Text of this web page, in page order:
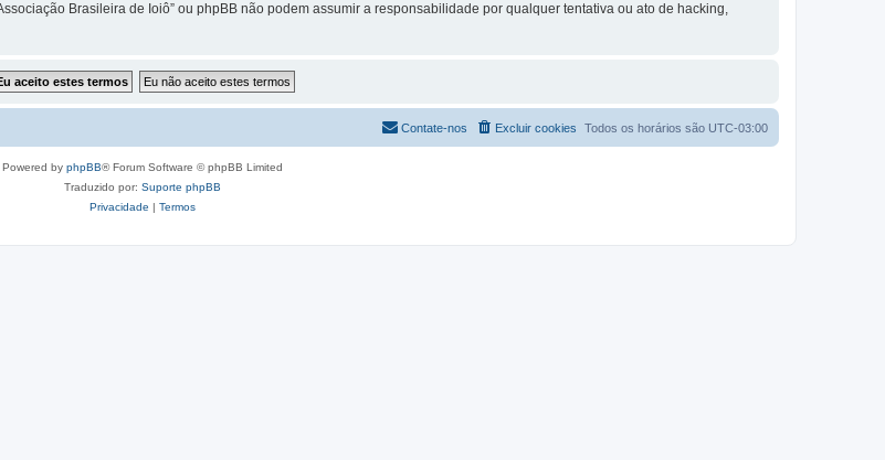
Brasileira de Ioiô” ou phpBB não podem assumir a responsabilidade por qualquer tentativa ou ato de hacking,
Todos os horários são UTC-03:00
Excluir cookies
Contate-nos
Powered by phpBB® Forum Software © phpBB Limited
Traduzido por: Suporte phpBB
Privacidade | Termos